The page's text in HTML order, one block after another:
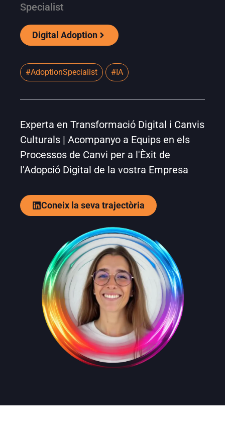
Specialist
Digital Adoption
#AdoptionSpecialist #IA
Experta en Transformació Digital i Canvis
Culturals | Acompanyo a Equips en els
Processos de Canvi per a l'Èxit de
l'Adopció Digital de la vostra Empresa
Coneix la seva trajectòria